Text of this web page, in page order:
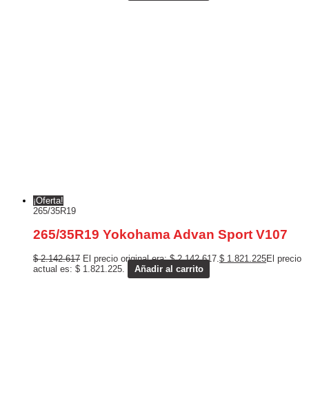
¡Oferta!
265/35R19
265/35R19 Yokohama Advan Sport V107
$2.142.617 El precio original era: $ 2.142.617.$ 1.821.225El precio
actual es: $ 1.821.225.
Añadir al carrito